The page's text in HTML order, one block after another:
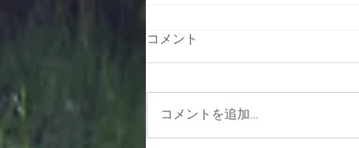
秋の匂い
コメント
コメントを追加…